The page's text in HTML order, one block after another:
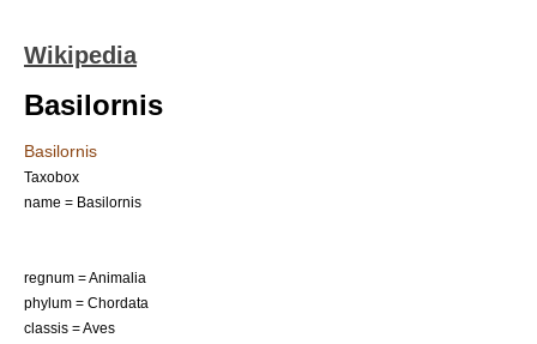
Wikipedia
Basilornis
Basilornis
Taxobox
name = Basilornis
regnum =Animalia
phylum = Chordata
classis =Aves